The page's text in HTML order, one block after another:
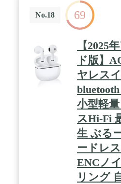
豊かな背景とリアルなキャラ
ます。A17 Proは電力効率も
リーを一日中使えます。プロ
す。 / パワフルなProのカメ
プロ用レンズで、どこまでも
を。48MPメインカメラは、
段と多くのカラーとディテー
倍望遠カメラを搭載した
遠くから、さらにシャープな
できます。 / カスタマイズで
— アクションボタンは、よ
道。消音モード、カメラ、
ットなど、好きなアクショ
するだけで起動できます。 /
いUSB-Cコネクタにより、
ブルでMacやiPadを充電でき
ので、データ転送速度が飛躍
らに、Wi-Fi 6Eを使えば最大
ンロードできます。 / 命を守
全機能 — 衝突事故検出により
の重大な衝突事故を認識。あ
No.18 69
【2025
ド版】
ヤレス
小型軽
スHi-Fi
生 ぶる
ードレ
ENCノ
リング